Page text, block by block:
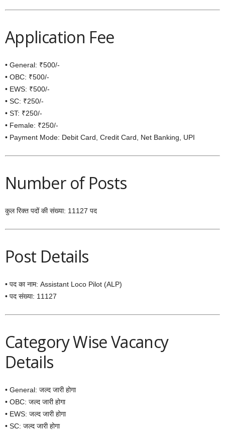
Application Fee
• General: ₹500/-
• OBC: ₹500/-
• EWS: ₹500/-
• SC: ₹250/-
• ST: ₹250/-
• Female: ₹250/-
• Payment Mode: Debit Card, Credit Card, Net Banking, UPI
Number of Posts
कुल रिक्त पदों की संख्या: 11127 पद
Post Details
• पद का नाम: Assistant Loco Pilot (ALP)
• पद संख्या: 11127
Category Wise Vacancy
Details
• General: जल्द जारी होगा
• OBC: जल्द जारी होगा
• EWS: जल्द जारी होगा
• SC: जल्द जारी होगा